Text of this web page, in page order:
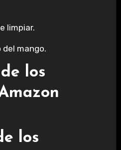
limpiar.
del mango.
los
los